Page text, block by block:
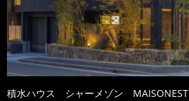
積水ハウス シャーメゾン MAISONEST